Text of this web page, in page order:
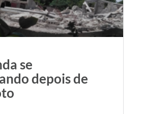
se
depois de